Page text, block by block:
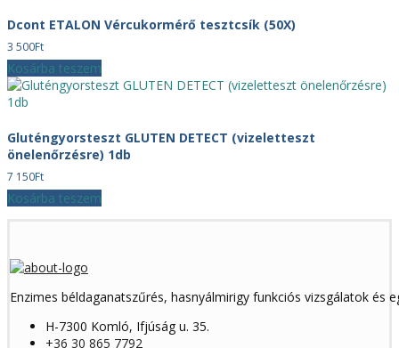
Dcont ETALON Vércukormérő tesztcsík (50X)
3 500Ft
Kosárba teszem
Gluténgyorsteszt GLUTEN DETECT (vizeletteszt
önelenőrzésre) 1db
7 150Ft
Kosárba teszem
Enzimes béldaganatszűrés, hasnyálmirigy funkciós vizsgálatok és
H-7300 Komló, Ifjúság u. 35.
+36 30 865 7792